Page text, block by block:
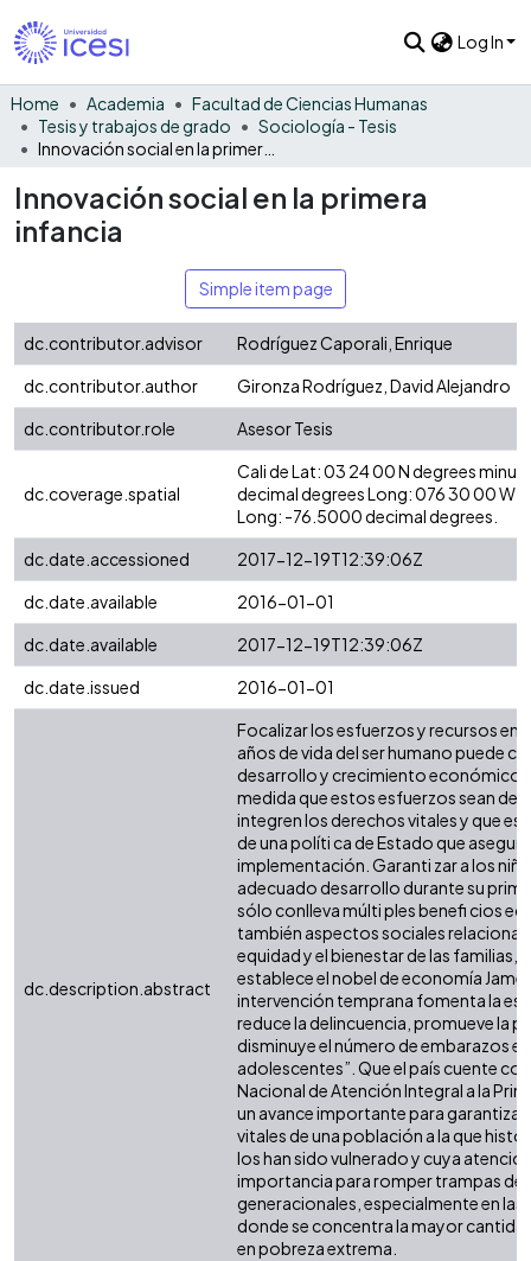
Log In
Home Academia
Facultad de Ciencias Humanas
Tesis y trabajos de grado
Sociología - Tesis
Innovación social en la primera
infancia
Simple item page
dc.contributor.advisor
Rodríguez Caporali, Enrique
dc.contributor.author
Gironza Rodríguez, David Alejandro
dc.contributor.role
Asesor Tesis
dc.coverage.spatial
Cali de Lat: 03 24 00 N degrees
decimal degrees Long: 076 30 00 W
Long: -76.5000 decimal degrees.
dc.date.accessioned
2017-12-19T12:39:06Z
dc.date.available
2016-01-01
dc.date.available
2017-12-19T12:39:06Z
dc.date.issued
2016-01-01
dc.description.abstract
Focalizar los esfuerzos y recursos en
años de vida del ser humano puede
desarrollo y crecimiento económico
medida que estos esfuerzos sean de
integren los derechos vitales y que
de una políti ca de Estado que
implementación. Garanti zar a los
adecuado desarrollo durante su
sólo conlleva múlti ples benefi cios
también aspectos sociales
equidad y el bienestar de las familias,
establece el nobel de economía
intervención temprana fomenta la
reduce la delincuencia, promueve la
disminuye el número de embarazos
adolescentes”. Que el país cuente
Nacional de Atención Integral a la
un avance importante para
vitales de una población a la que
los han sido vulnerado y cuya
importancia para romper trampas de
generacionales, especialmente en las
donde se concentra la mayor
en pobreza extrema.